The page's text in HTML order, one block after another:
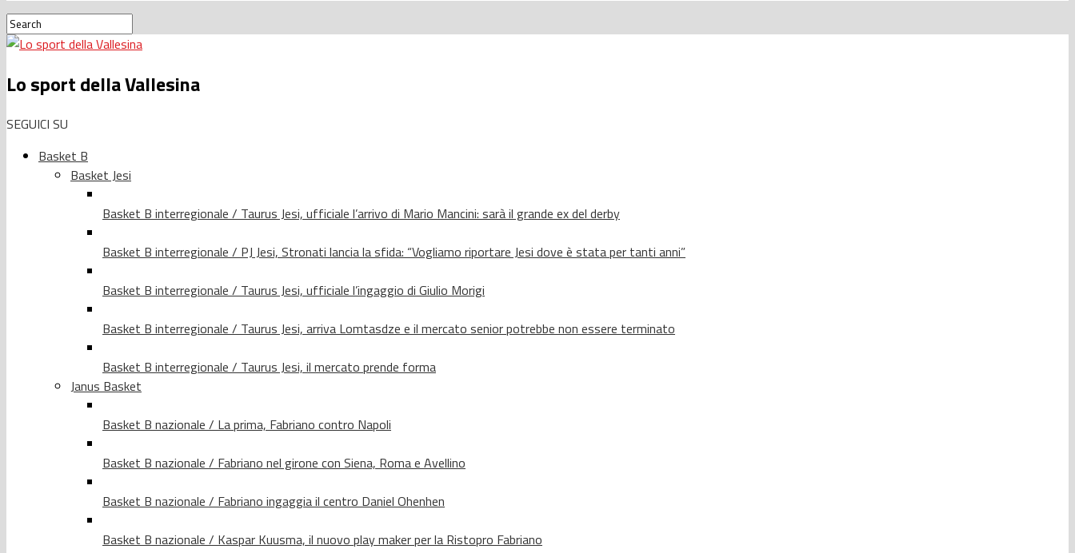
Lo sport della Vallesina
SEGUICI SU
Basket B
Basket Jesi
Basket B interregionale / Taurus Jesi, ufficiale l’arrivo di Mario Mancini: sarà il grande ex del derby
Basket B interregionale / PJ Jesi, Stronati lancia la sfida: “Vogliamo riportare Jesi dove è stata per tanti anni”
Basket B interregionale / Taurus Jesi, ufficiale l’ingaggio di Giulio Morigi
Basket B interregionale / Taurus Jesi, arriva Lomtasdze e il mercato senior potrebbe non essere terminato
Basket B interregionale / Taurus Jesi, il mercato prende forma
Janus Basket
Basket B nazionale / La prima, Fabriano contro Napoli
Basket B nazionale / Fabriano nel girone con Siena, Roma e Avellino
Basket B nazionale / Fabriano ingaggia il centro Daniel Ohenhen
Basket B nazionale / Kaspar Kuusma, il nuovo play maker per la Ristopro Fabriano